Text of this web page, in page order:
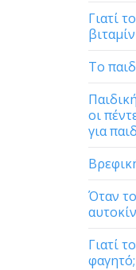
Γιατί
Το
οι
για
Όταν
Γιατί
φαγητό;